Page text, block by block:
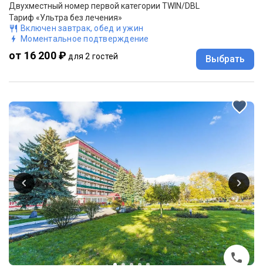
Двухместный номер первой категории TWIN/DBL
Тариф «Ультра без лечения»
Включен завтрак, обед и ужин
Моментальное подтверждение
от 16 200 ₽ для 2 гостей Выбрать